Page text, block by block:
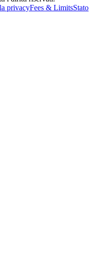
privacyFees & LimitsStato